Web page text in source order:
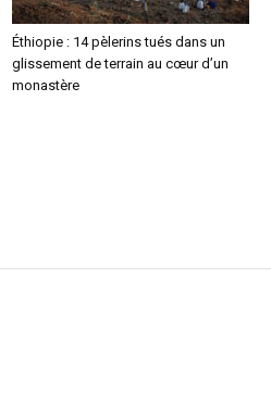
Éthiopie : 14 pèlerins tués dans un
glissement de terrain au cœur d’un
monastère